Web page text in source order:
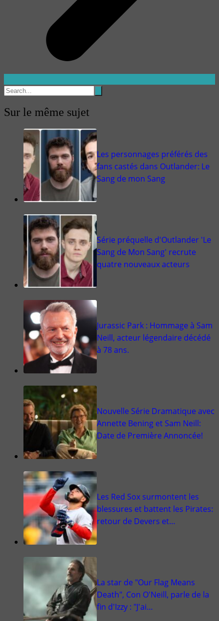
Sur le même sujet
Les personnages préférés des
fans castés dans Outlander: Le
Sang de mon Sang
Série préquelle d'Outlander 'Le
Sang de Mon Sang' recrute
quatre nouveaux acteurs
Jurassic Park : Hommage à Sam
Neill, acteur légendaire décédé
à 78 ans.
Nouvelle Série Dramatique avec
Annette Bening et Sam Neill:
Date de Première Annoncée!
Les Red Sox surmontent les
blessures et battent les Pirates:
retour de Devers et…
La star de "Our Flag Means
Death", Con O'Neill, parle de la
fin d'Izzy : "J'ai…